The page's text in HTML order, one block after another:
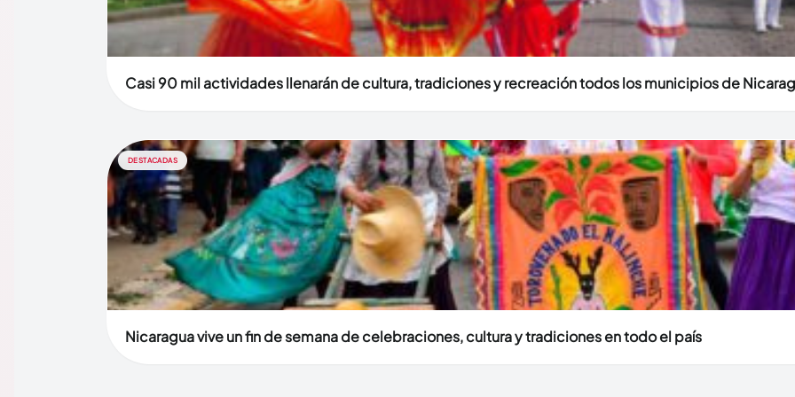
Casi 90 mil actividades llenarán de cultura, tradiciones y recreación todos los municipios de
DESTACADAS
Nicaragua vive un fin de semana de celebraciones, cultura y tradiciones en todo el país